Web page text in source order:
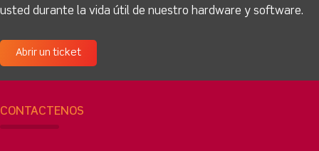
usted durante la vida útil de nuestro hardware y software.
Abrir un ticket
CONTÁCTENOS